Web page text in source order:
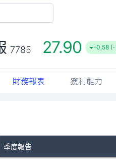
7785 27.90 -0.58 (-
財務報表 獲利能力
季度報告